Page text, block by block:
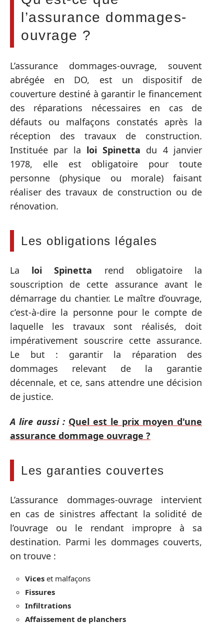
l’assurance dommages-
ouvrage ?
L’assurance dommages-ouvrage, souvent
abrégée en DO, est un dispositif de
couverture destiné à garantir le financement
des réparations nécessaires en cas de
défauts ou malfaçons constatés après la
réception des travaux de construction.
Instituée par la loi Spinetta du 4 janvier
1978, elle est obligatoire pour toute
personne (physique ou morale) faisant
réaliser des travaux de construction ou de
rénovation.
Les obligations légales
La loi Spinetta rend obligatoire la
souscription de cette assurance avant le
démarrage du chantier. Le maître d’ouvrage,
c’est-à-dire la personne pour le compte de
laquelle les travaux sont réalisés, doit
impérativement souscrire cette assurance.
Le but : garantir la réparation des
dommages relevant de la garantie
décennale, et ce, sans attendre une décision
de justice.
A lire aussi : Quel est le prix moyen d'une
assurance dommage ouvrage ?
Les garanties couvertes
L’assurance dommages-ouvrage intervient
en cas de sinistres affectant la solidité de
l’ouvrage ou le rendant impropre à sa
destination. Parmi les dommages couverts,
on trouve :
Vices et malfaçons
Fissures
Infiltrations
Affaissement de planchers